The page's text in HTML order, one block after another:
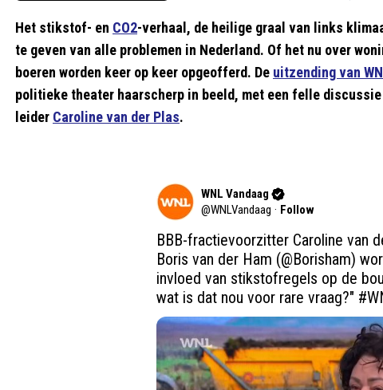
Het stikstof- en CO2-verhaal, de heilige graal van links
te geven van alle problemen in Nederland. Of het nu over
boeren worden keer op keer opgeofferd. De uitzending van
politieke theater haarscherp in beeld, met een felle
leider Caroline van der Plas.
WNL Vandaag
@WNLVandaag · Follow
BBB-fractievoorzitter Caroline van
Boris van der Ham (@Borisham)
invloed van stikstofregels op de
wat is dat nou voor rare vraag?"